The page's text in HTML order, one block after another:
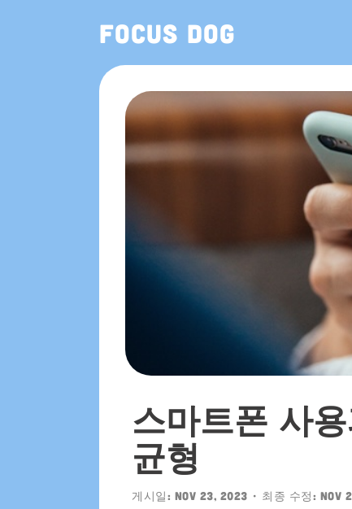
Focus Dog
스마트폰 사
균형
게시일: Nov 23, 2023 • 최종 수정: Nov
App Store에서도 만나요